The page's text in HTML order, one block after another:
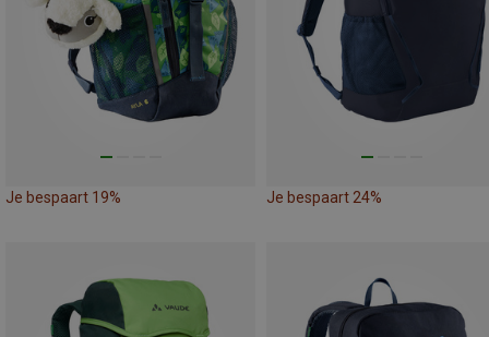
Je bespaart 19% Je bespaart 24%